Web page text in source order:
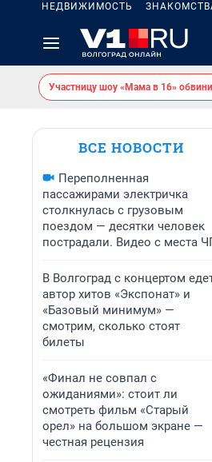
НЕДВИЖИМОСТЬ
Участницу шоу «Мама в 16»
ВСЕ НОВОСТИ
Переполненная
пассажирами электричка
столкнулась с грузовым
поездом — десятки человек
пострадали. Видео с места
В Волгоград с концертом
автор хитов «Экспонат» и
«Базовый минимум» —
смотрим, сколько стоят
билеты
«Финал не совпал с
ожиданиями»: стоит ли
смотреть фильм «Старый
орел» на большом экране —
честная рецензия